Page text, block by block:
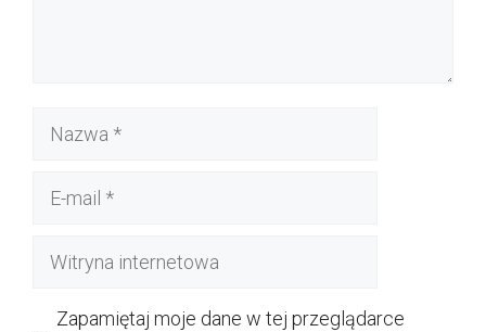
Nazwa
Witryna
Zapamiętaj moje dane w tej przeglądarce